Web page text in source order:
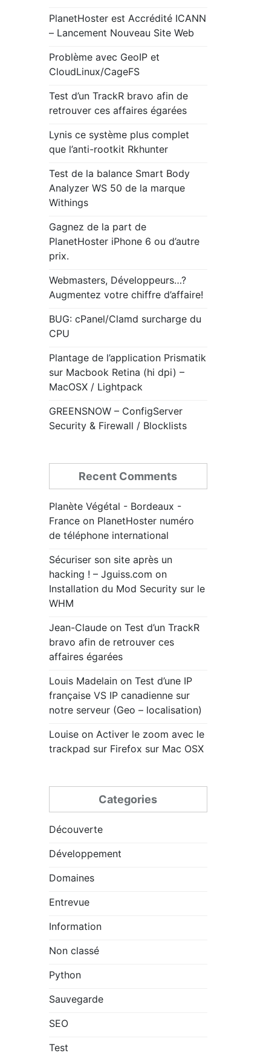
PlanetHoster est Accrédité ICANN
– Lancement Nouveau Site Web
Problème avec GeoIP et
CloudLinux/CageFS
Test d’un TrackR bravo afin de
retrouver ces affaires égarées
Lynis ce système plus complet
que l’anti-rootkit Rkhunter
Test de la balance Smart Body
Analyzer WS 50 de la marque
Withings
Gagnez de la part de
PlanetHoster iPhone 6 ou d’autre
prix.
Webmasters, Développeurs…?
Augmentez votre chiffre d’affaire!
BUG: cPanel/Clamd surcharge du
CPU
Plantage de l’application Prismatik
sur Macbook Retina (hi dpi) –
MacOSX / Lightpack
GREENSNOW – ConfigServer
Security & Firewall / Blocklists
Recent Comments
Planète Végétal - Bordeaux -
Franceon PlanetHoster numéro
de téléphone international
Sécuriser son site après un
hacking ! – Jguiss.com on
Installation du Mod Security sur le
WHM
Jean-Claudeon Test d’un TrackR
bravo afin de retrouver ces
affaires égarées
Louis Madelainon Test d’une IP
française VS IP canadienne sur
notre serveur (Geo – localisation)
Louiseon Activer le zoom avec le
trackpad sur Firefox sur Mac OSX
Categories
Découverte
Développement
Domaines
Entrevue
Information
Non classé
Python
Sauvegarde
SEO
Test